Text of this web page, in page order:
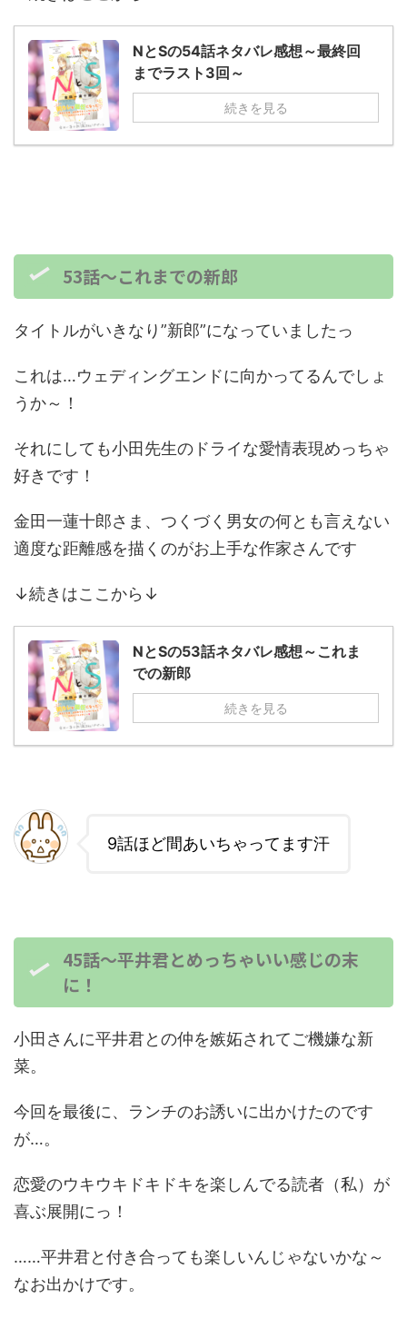
NとSの54話ネタバレ感想～最終回
までラスト3回～
続きを見る
53話～これまでの新郎
タイトルがいきなり”新郎”になっていましたっ
これは…ウェディングエンドに向かってるんでしょ
うか～！
それにしても小田先生のドライな愛情表現めっちゃ
好きです！
金田一蓮十郎さま、つくづく男女の何とも言えない
適度な距離感を描くのがお上手な作家さんです
↓続きはここから↓
NとSの53話ネタバレ感想～これま
での新郎
続きを見る
9話ほど間あいちゃってます汗
45話～平井君とめっちゃいい感じの末
に！
小田さんに平井君との仲を嫉妬されてご機嫌な新
菜。
今回を最後に、ランチのお誘いに出かけたのです
が…。
恋愛のウキウキドキドキを楽しんでる読者（私）が
喜ぶ展開にっ！
……平井君と付き合っても楽しいんじゃないかな～
なお出かけです。